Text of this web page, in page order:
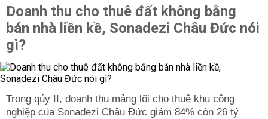
Doanh thu cho thuê đất không bằng
bán nhà liền kề, Sonadezi Châu Đức nói
gì?
Trong qúy II, doanh thu mảng lõi cho thuê khu công
nghiệp của Sonadezi Châu Đức giảm 84% còn 26 tỷ